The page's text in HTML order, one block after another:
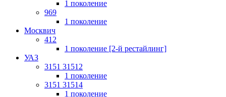
1 поколение
969
1 поколение
Москвич
412
1 поколение [2-й рестайлинг]
УАЗ
3151 31512
1 поколение
3151 31514
1 поколение